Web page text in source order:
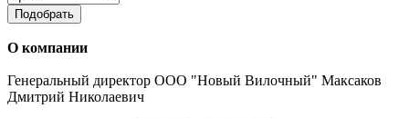
Подобрать
О компании
Генеральный директор ООО "Новый Вилочный" Максаков
Дмитрий Николаевич